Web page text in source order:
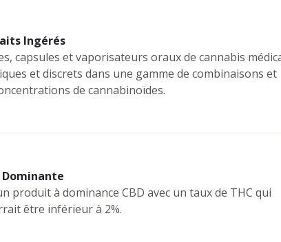
Ingérés
capsules et vaporisateurs oraux de cannabis
et discrets dans une gamme de combinaisons et
de cannabinoïdes.
Dominante
produit à dominance CBD avec un taux de THC qui
être inférieur à 2%.